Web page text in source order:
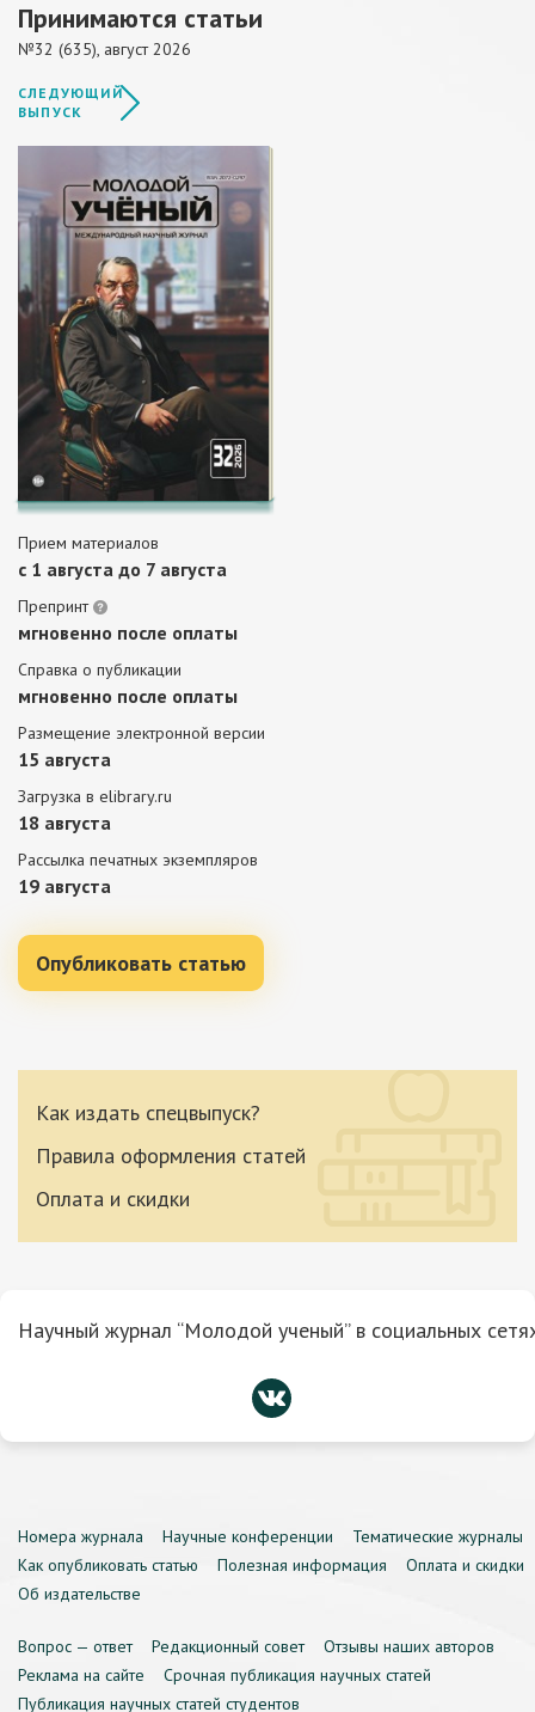
Принимаются статьи
№32 (635), август 2026
СЛЕДУЮЩИЙ
ВЫПУСК
Прием материалов
c 1 августа до 7 августа
Препринт
мгновенно после оплаты
Справка о публикации
мгновенно после оплаты
Размещение электронной версии
15 августа
Загрузка в elibrary.ru
18 августа
Рассылка печатных экземпляров
19 августа
Опубликовать статью
Как издать спецвыпуск?
Правила оформления статей
Оплата и скидки
Научный журнал “Молодой ученый” в социальных
Номера журнала Научные конференции
Тематические журналы
Как опубликовать статью
Полезная информация
Оплата и скидки
Об издательстве
Вопрос — ответ Редакционный совет
Отзывы наших авторов
Реклама на сайте
Срочная публикация научных статей
Публикация научных статей студентов